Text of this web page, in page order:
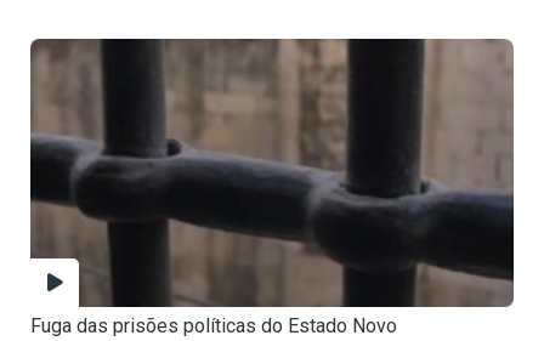
Fuga das prisões políticas do Estado Novo